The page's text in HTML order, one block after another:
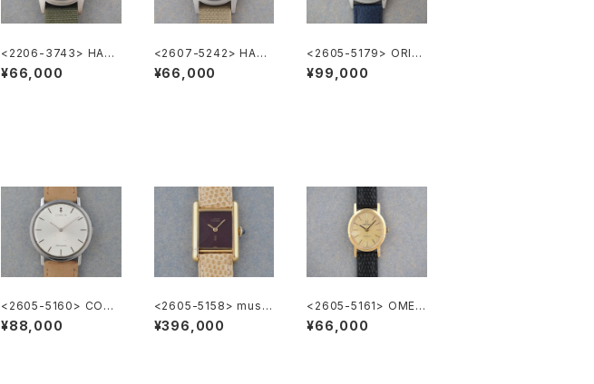
<2206-3743> HAMI
LTON Khaki
¥66,000
<2607-5242> HAMI
LTON Khaki Nature
¥66,000
<2605-5179> ORIS
Ref.7470 ”POINTER
DATE"
¥99,000
<2605-5160> CORU
M Automatic
¥88,000
<2605-5158> must
de Cartier Tank SM
¥396,000
<2605-5161> OMEG
A Geneve
¥66,000